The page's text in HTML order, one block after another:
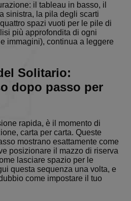
il tableau in basso, il
sinistra, la pila degli scarti
spazi vuoti per le pile di
più approfondita di ogni
immagini), continua a leggere
Solitario:
dopo passo per
rapida, è il momento di
carta per carta. Queste
mostrano esattamente come
posizionare il mazzo di riserva
lasciare spazio per le
questa sequenza una volta, e
come impostare il tuo